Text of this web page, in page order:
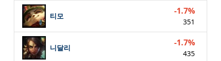
티모 -1.7%
351
니달리 -1.7%
435